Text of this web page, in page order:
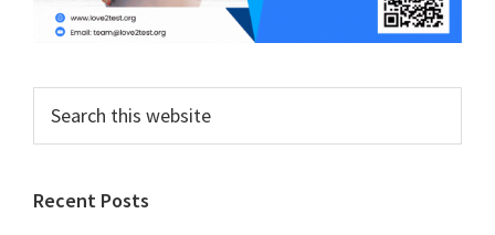
this
Recent Posts